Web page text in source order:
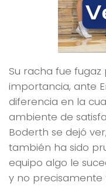
Su racha fue
importancia, ante
diferencia en la
ambiente de
Boderth se dejó
también ha sido
equipo algo le
y no precisamente